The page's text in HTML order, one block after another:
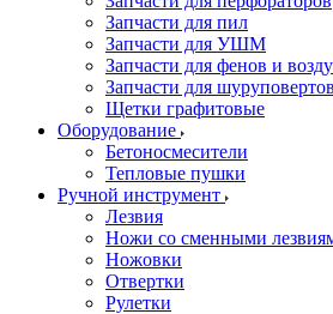
Запчасти для пил
Запчасти для УШМ
Запчасти для фенов и
Запчасти для шуруповертов
Щетки графитовые
Оборудование
Бетоносмесители
Тепловые пушки
Ручной инструмент
Лезвия
Ножи со сменными
Ножовки
Отвертки
Рулетки